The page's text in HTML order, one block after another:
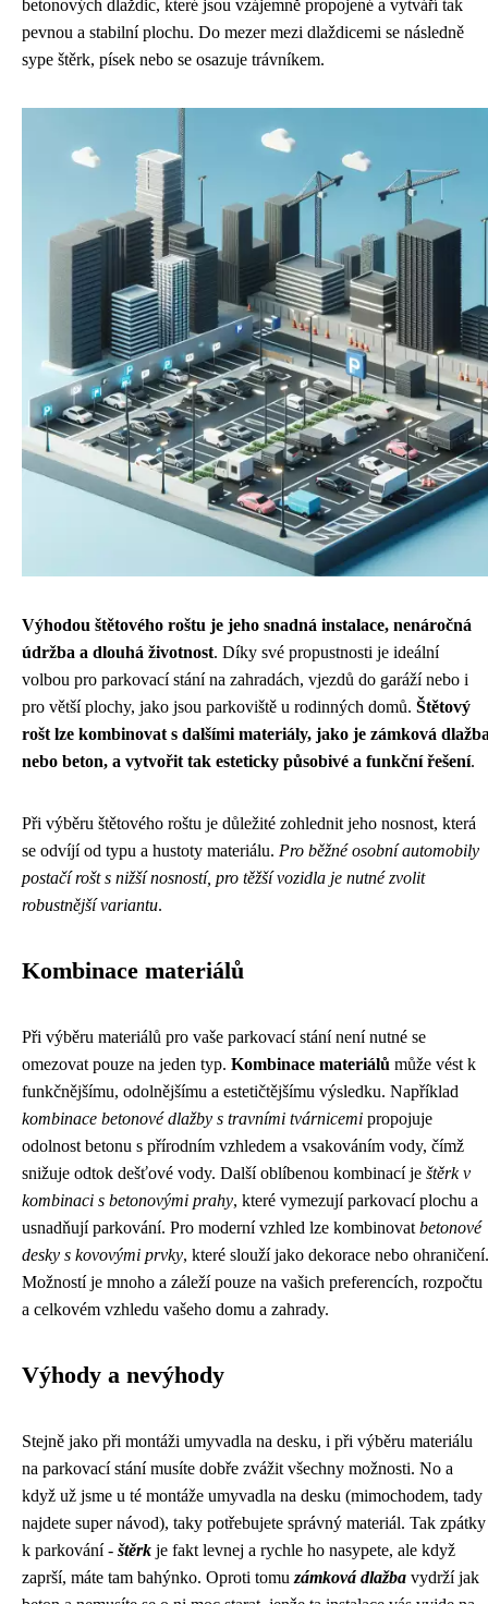
betonových dlaždic, které jsou vzájemně propojené a vytváří tak
pevnou a stabilní plochu. Do mezer mezi dlaždicemi se následně
sype štěrk, písek nebo se osazuje trávníkem.
Výhodou štětového roštu je jeho snadná instalace, nenáročná
údržba a dlouhá životnost. Díky své propustnosti je ideální
volbou pro parkovací stání na zahradách, vjezdů do garáží nebo i
pro větší plochy, jako jsou parkoviště u rodinných domů. Štětový
rošt lze kombinovat s dalšími materiály, jako je zámková
nebo beton, a vytvořit tak esteticky působivé a funkční řešení.
Při výběru štětového roštu je důležité zohlednit jeho nosnost, která
se odvíjí od typu a hustoty materiálu. Pro běžné osobní automobily
postačí rošt s nižší nosností, pro těžší vozidla je nutné zvolit
robustnější variantu.
Kombinace materiálů
Při výběru materiálů pro vaše parkovací stání není nutné se
omezovat pouze na jeden typ. Kombinace materiálů může vést k
funkčnějšímu, odolnějšímu a estetičtějšímu výsledku. Například
kombinace betonové dlažby s travními tvárnicemi propojuje
odolnost betonu s přírodním vzhledem a vsakováním vody, čímž
snižuje odtok dešťové vody. Další oblíbenou kombinací je štěrk v
kombinaci s betonovými prahy, které vymezují parkovací plochu a
usnadňují parkování. Pro moderní vzhled lze kombinovat betonové
desky s kovovými prvky, které slouží jako dekorace nebo ohraničení.
Možností je mnoho a záleží pouze na vašich preferencích, rozpočtu
a celkovém vzhledu vašeho domu a zahrady.
Výhody a nevýhody
Stejně jako při montáži umyvadla na desku, i při výběru materiálu
na parkovací stání musíte dobře zvážit všechny možnosti. No a
když už jsme u té montáže umyvadla na desku (mimochodem, tady
najdete super návod), taky potřebujete správný materiál. Tak zpátky
k parkování - štěrk je fakt levnej a rychle ho nasypete, ale když
zaprší, máte tam bahýnko. Oproti tomu zámková dlažba vydrží jak